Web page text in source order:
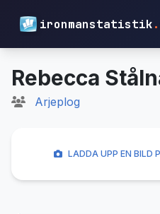
ironmanstatistik
Rebecca
Arjeplog
LADDA UPP EN BILD